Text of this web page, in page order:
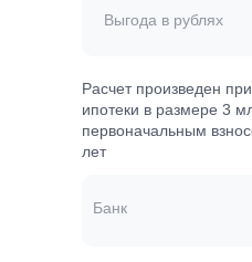
Банк
Выгода в рублях
Расчет произведен
ипотеки в размере 3
первоначальным
лет